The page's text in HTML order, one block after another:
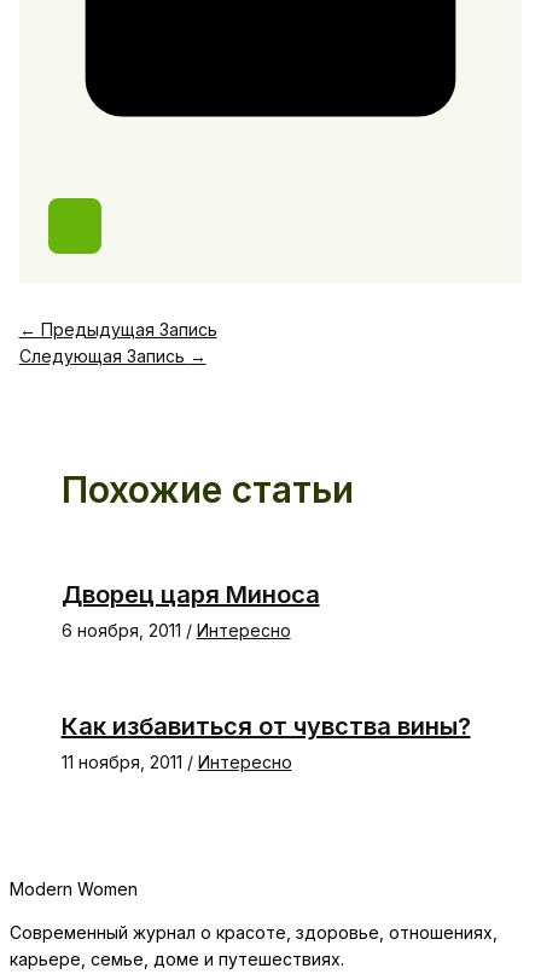
← Предыдущая Запись
Следующая Запись →
Похожие статьи
Дворец царя Миноса
6 ноября, 2011 / Интересно
Как избавиться от чувства вины?
11 ноября, 2011 / Интересно
Modern Women
Современный журнал о красоте, здоровье, отношениях,
карьере, семье, доме и путешествиях.